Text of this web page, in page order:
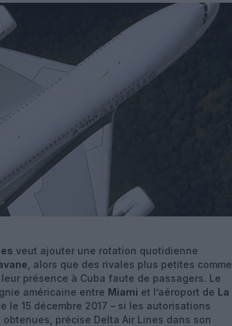
veut ajouter une rotation quotidienne
, alors que des rivales plus petites comme
présence à Cuba faute de passagers. Le
américaine entre Miami et l’aéroport de La
le 15 décembre 2017 – si les autorisations
précise Delta Air Lines dans son